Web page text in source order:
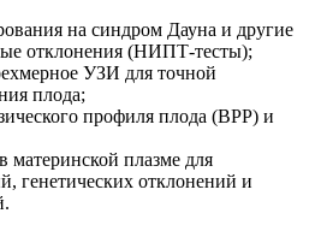
на синдром Дауна и другие
отклонения (НИПТ-тесты);
УЗИ для точной
плода;
профиля плода (BPP) и
плазме для
генетических отклонений и